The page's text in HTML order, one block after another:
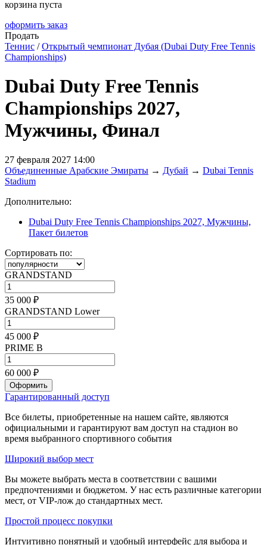
корзина пуста
оформить заказ
Продать
Теннис /Открытый чемпионат Дубая (Dubai Duty Free Tennis
Championships)
Dubai Duty Free Tennis
Championships 2027,
Мужчины, Финал
27 февраля 2027 14:00
Объединенные Арабские Эмираты → Дубай → Dubai Tennis
Stadium
Дополнительно:
Dubai Duty Free Tennis Championships 2027, Мужчины,
Пакет билетов
Сортировать по:
GRANDSTAND
35 000 ₽
GRANDSTAND Lower
45 000 ₽
PRIME B
60 000 ₽
Оформить
Гарантированный доступ
Все билеты, приобретенные на нашем сайте, являются
официальными и гарантируют вам доступ на стадион во
время выбранного спортивного события
Широкий выбор мест
Вы можете выбрать места в соответствии с вашими
предпочтениями и бюджетом. У нас есть различные категории
мест, от VIP-лож до стандартных мест.
Простой процесс покупки
Интуитивно понятный и удобный интерфейс для выбора и